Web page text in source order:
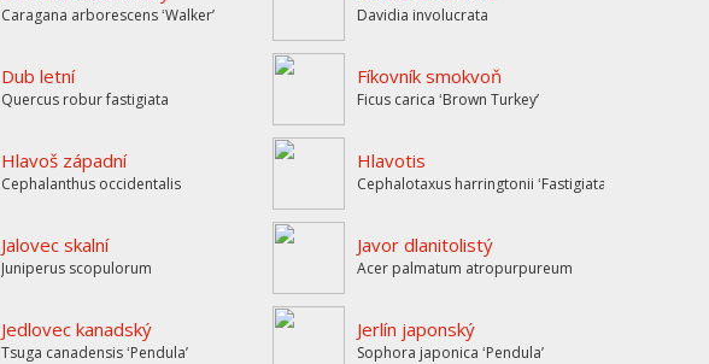
Caragana arborescens ʻWalkerʼ Davidia involucrata
Dub letní
Quercus robur fastigiata
Fíkovník smokvoň
Ficus carica ʻBrown Turkeyʼ
Hlavoš západní
Cephalanthus occidentalis
Hlavotis
Cephalotaxus harringtonii ʻFastigiataʼ
Jalovec skalní
Juniperus scopulorum
Javor dlanitolistý
Acer palmatum atropurpureum
Jedlovec kanadský
Tsuga canadensis ʻPendulaʼ
Jerlín japonský
Sophora japonica ʻPendulaʼ